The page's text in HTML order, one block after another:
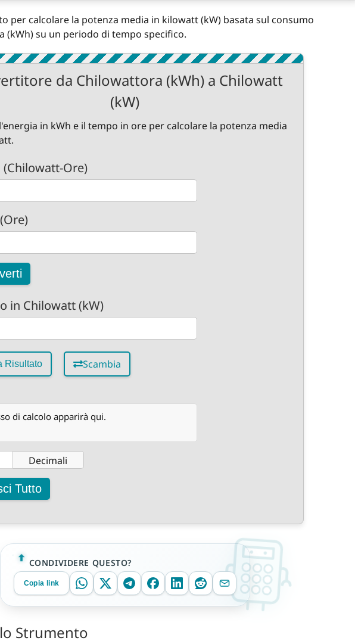
per calcolare la potenza media in kilowatt (kW) basata sul consumo
(kWh) su un periodo di tempo specifico.
da Chilowattora (kWh) a Chilowatt
(kW)
in kWh e il tempo in ore per calcolare la potenza media
(Chilowatt-Ore)
in Chilowatt (kW)
Risultato Scambia
di calcolo apparirà qui.
Decimali
Tutto
CONDIVIDERE QUESTO?
Copia link
Strumento